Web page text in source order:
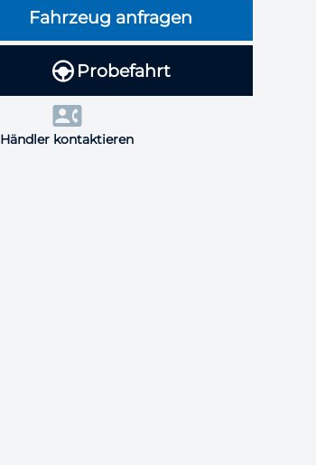
Fahrzeug anfragen
Probefahrt
Händler kontaktieren